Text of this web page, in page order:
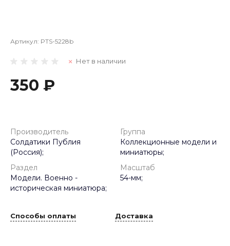
Артикул: PTS-5228b
Нет в наличии
350 ₽
Производитель
Солдатики Публия
(Россия);
Группа
Коллекционные модели и
миниатюры;
Раздел
Модели. Военно -
историческая миниатюра;
Масштаб
54-мм;
Способы оплаты Доставка